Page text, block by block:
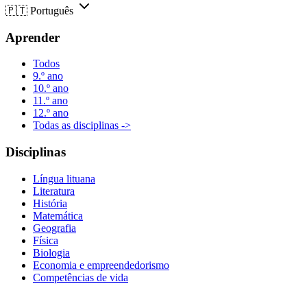
🇵🇹 Português
Aprender
Todos
9.º ano
10.º ano
11.º ano
12.º ano
Todas as disciplinas ->
Disciplinas
Língua lituana
Literatura
História
Matemática
Geografia
Física
Biologia
Economia e empreendedorismo
Competências de vida